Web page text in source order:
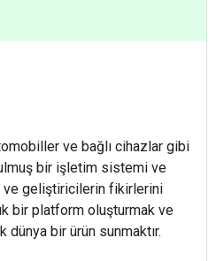
ve bağlı cihazlar gibi
bir işletim sistemi ve
ve geliştiricilerin fikirlerini
bir platform oluşturmak ve
dünya bir ürün sunmaktır.